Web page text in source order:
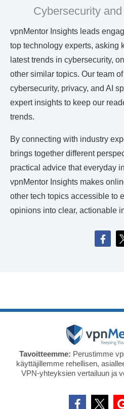
Cybersecurity
vpnMentor Insights leads
top technology experts, asking
latest trends in cybersecurity,
other similar topics. Our team
cybersecurity, privacy, and AI
expert insights to keep our
trends.
By connecting with industry
brings together different
practical advice that everyday
vpnMentor Insights makes
other tech topics accessible to
opinions into clear, actionable
Tavoitteemme: Perustimme
käyttäjillemme rehellisen,
VPN-yhteyksien vertailuun ja